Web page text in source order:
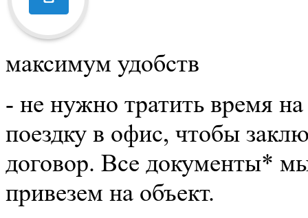
максимум удобств
- не нужно тратить время на
поездку в офис, чтобы
договор. Все документы*
привезем на объект.